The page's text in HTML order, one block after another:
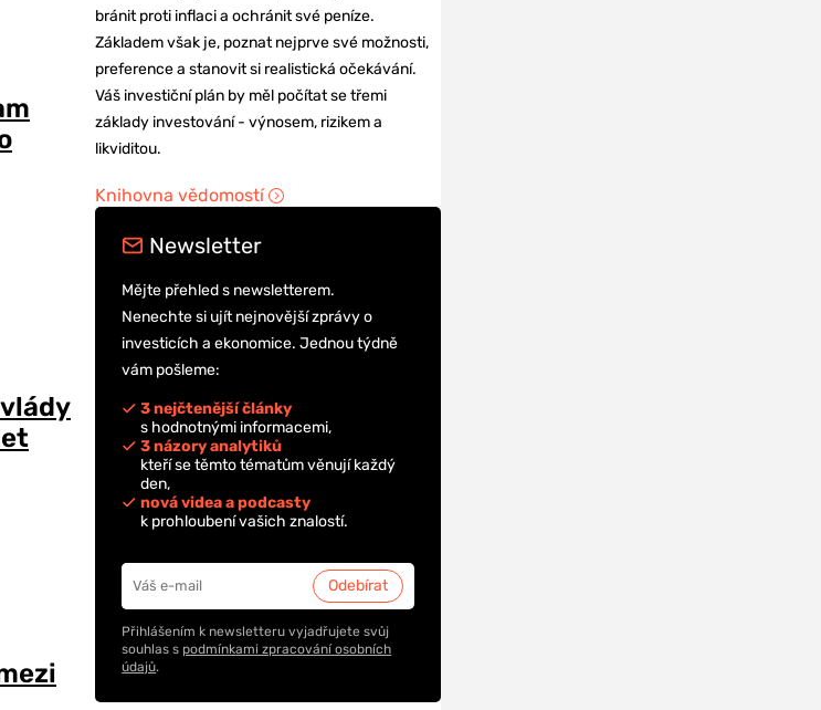
bránit proti inflaci a ochránit své peníze.
Základem však je, poznat nejprve své možnosti,
preference a stanovit si realistická očekávání.
Váš investiční plán by měl počítat se třemi
základy investování - výnosem, rizikem a
likviditou.
Knihovna vědomostí
Newsletter
Mějte přehled s newsletterem.
Nenechte si ujít nejnovější zprávy o
investicích a ekonomice. Jednou týdně
vám pošleme:
3 nejčtenější články
s hodnotnými informacemi,
3 názory analytiků
kteří se těmto tématům věnují každý
den,
nová videa a podcasty
k prohloubení vašich znalostí.
Přihlášením k newsletteru vyjadřujete svůj
souhlas s podmínkami zpracování osobních
údajů.